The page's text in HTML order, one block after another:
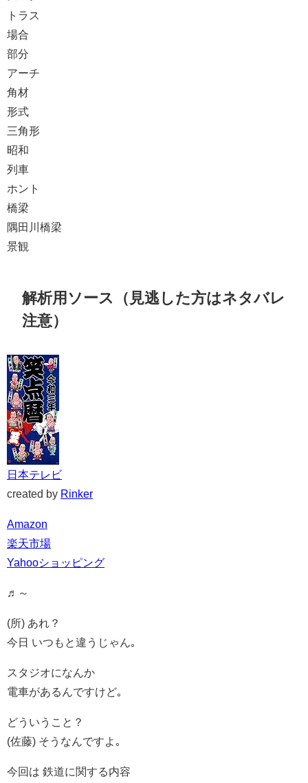
トラス
場合
部分
アーチ
角材
形式
三角形
昭和
列車
ホント
橋梁
隅田川橋梁
景観
解析用ソース（見逃した方はネタバレ
注意）
日本テレビ
created by Rinker
Amazon
楽天市場
Yahooショッピング
♬～
(所) あれ？
今日 いつもと違うじゃん｡
スタジオになんか
電車があるんですけど｡
どういうこと？
(佐藤) そうなんですよ｡
今回は 鉄道に関する内容